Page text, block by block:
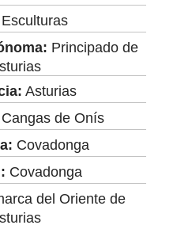
Esculturas
Principado de
Asturias
Cangas de Onís
Covadonga
Covadonga
del Oriente de